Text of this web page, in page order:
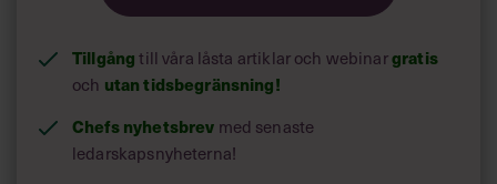
Tillgångtill våra låsta artiklar och webinargratis
och utan tidsbegränsning!
Chefs nyhetsbrev med senaste
ledarskapsnyheterna!